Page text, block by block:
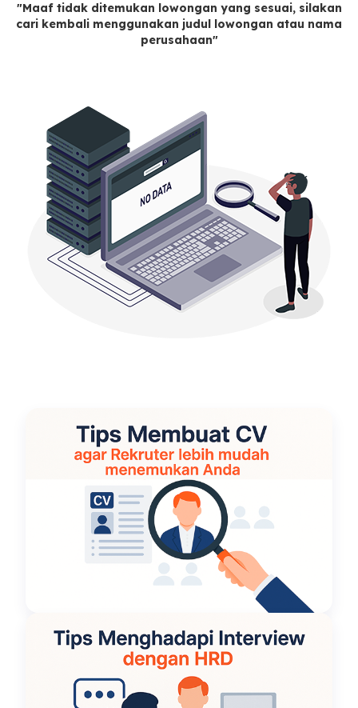
"Maaf tidak ditemukan lowongan yang sesuai, silakan
cari kembali menggunakan judul lowongan atau nama
perusahaan"